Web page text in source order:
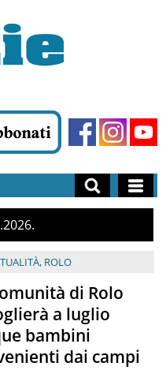
2026
, ROLO
di Rolo
a luglio
bambini
dai campi